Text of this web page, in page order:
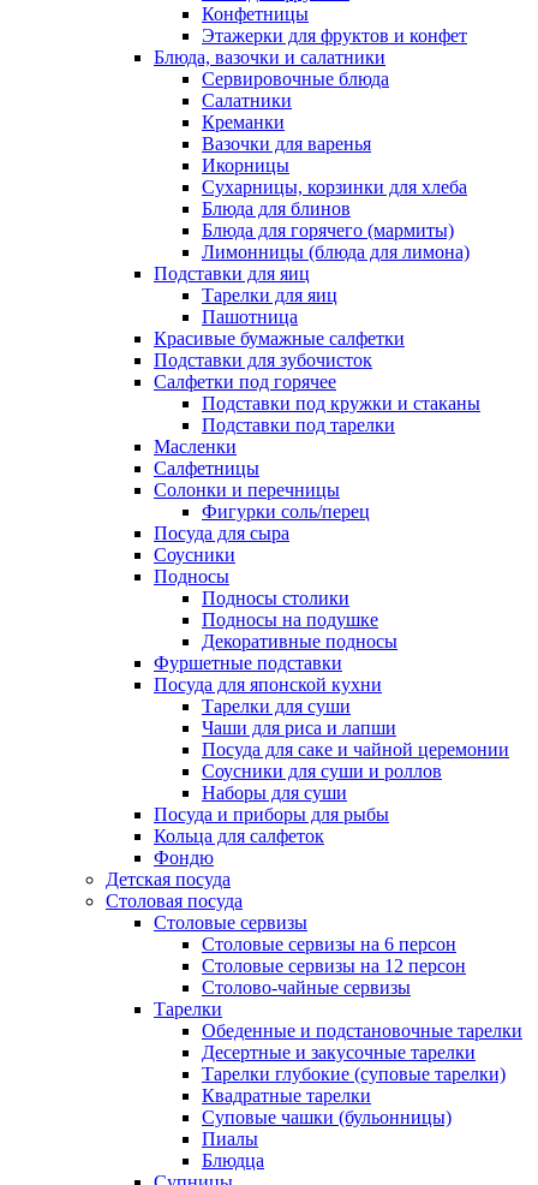
Конфетницы
Этажерки для фруктов и конфет
Блюда, вазочки и салатники
Сервировочные блюда
Салатники
Креманки
Вазочки для варенья
Икорницы
Сухарницы, корзинки для хлеба
Блюда для блинов
Блюда для горячего (мармиты)
Лимонницы (блюда для лимона)
Подставки для яиц
Тарелки для яиц
Пашотница
Красивые бумажные салфетки
Подставки для зубочисток
Салфетки под горячее
Подставки под кружки и стаканы
Подставки под тарелки
Масленки
Салфетницы
Солонки и перечницы
Фигурки соль/перец
Посуда для сыра
Соусники
Подносы
Подносы столики
Подносы на подушке
Декоративные подносы
Фуршетные подставки
Посуда для японской кухни
Тарелки для суши
Чаши для риса и лапши
Посуда для саке и чайной церемонии
Соусники для суши и роллов
Наборы для суши
Посуда и приборы для рыбы
Кольца для салфеток
Фондю
Детская посуда
Столовая посуда
Столовые сервизы
Столовые сервизы на 6 персон
Столовые сервизы на 12 персон
Столово-чайные сервизы
Тарелки
Обеденные и подстановочные тарелки
Десертные и закусочные тарелки
Тарелки глубокие (суповые тарелки)
Квадратные тарелки
Суповые чашки (бульонницы)
Пиалы
Блюдца